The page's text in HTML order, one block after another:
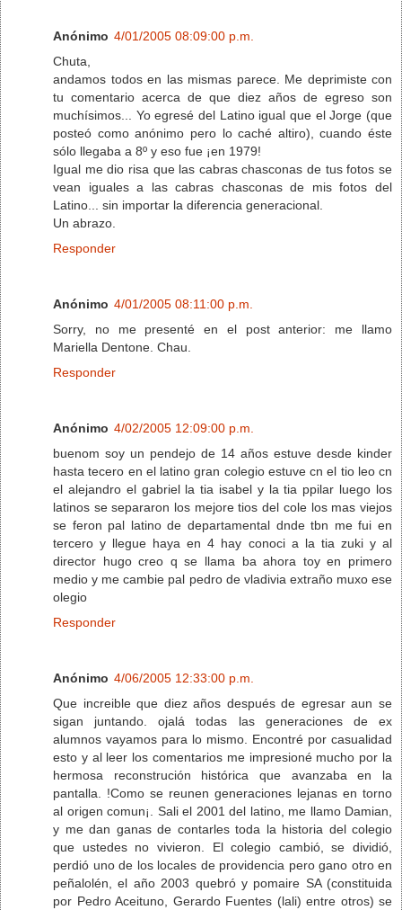
Anónimo 4/01/2005 08:09:00 p.m.
Chuta,
andamos todos en las mismas parece. Me deprimiste con
tu comentario acerca de que diez años de egreso son
muchísimos... Yo egresé del Latino igual que el Jorge (que
posteó como anónimo pero lo caché altiro), cuando éste
sólo llegaba a 8º y eso fue ¡en 1979!
Igual me dio risa que las cabras chasconas de tus fotos se
vean iguales a las cabras chasconas de mis fotos del
Latino... sin importar la diferencia generacional.
Un abrazo.
Responder
Anónimo 4/01/2005 08:11:00 p.m.
Sorry, no me presenté en el post anterior: me llamo
Mariella Dentone. Chau.
Responder
Anónimo 4/02/2005 12:09:00 p.m.
buenom soy un pendejo de 14 años estuve desde kinder
hasta tecero en el latino gran colegio estuve cn el tio leo cn
el alejandro el gabriel la tia isabel y la tia ppilar luego los
latinos se separaron los mejore tios del cole los mas viejos
se feron pal latino de departamental dnde tbn me fui en
tercero y llegue haya en 4 hay conoci a la tia zuki y al
director hugo creo q se llama ba ahora toy en primero
medio y me cambie pal pedro de vladivia extraño muxo ese
olegio
Responder
Anónimo 4/06/2005 12:33:00 p.m.
Que increible que diez años después de egresar aun se
sigan juntando. ojalá todas las generaciones de ex
alumnos vayamos para lo mismo. Encontré por casualidad
esto y al leer los comentarios me impresioné mucho por la
hermosa reconstrución histórica que avanzaba en la
pantalla. !Como se reunen generaciones lejanas en torno
al origen comun¡. Sali el 2001 del latino, me llamo Damian,
y me dan ganas de contarles toda la historia del colegio
que ustedes no vivieron. El colegio cambió, se dividió,
perdió uno de los locales de providencia pero gano otro en
peñalolén, el año 2003 quebró y pomaire SA (constituida
por Pedro Aceituno, Gerardo Fuentes (lali) entre otros) se